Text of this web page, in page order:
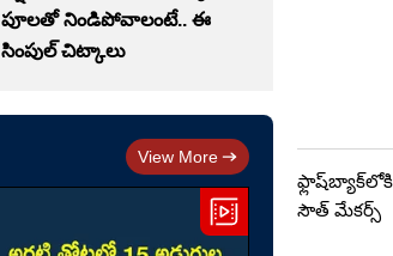
పూలతో నిండిపోవాలంటే.. ఈ
సింపుల్ చిట్కాలు
View More
ఫ్లాష్‌బ్యాక్‌లోకి
సౌత్‌ మేకర్స్‌